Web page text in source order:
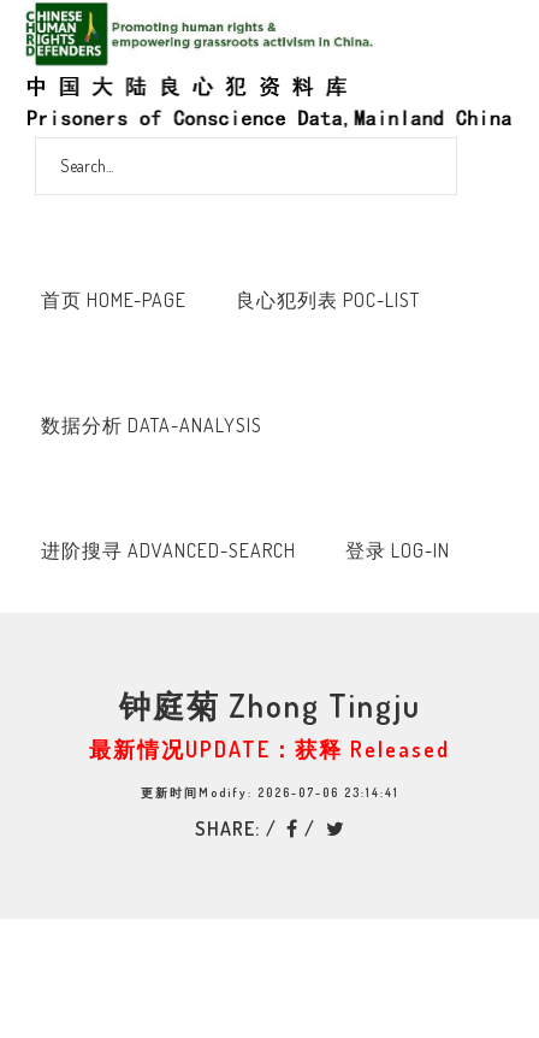
首页 HOME-PAGE 良心犯列表 POC-LIST
数据分析 DATA-ANALYSIS
进阶搜寻 ADVANCED-SEARCH 登录 LOG-IN
钟庭菊 Zhong Tingju
最新情况UPDATE：获释 Released
更新时间Modify: 2026-07-06 23:14:41
SHARE: